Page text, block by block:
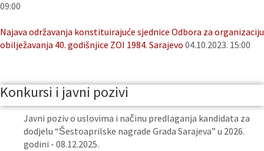
09:00
Najava održavanja konstituirajuće sjednice Odbora za organizaciju
obilježavanja 40. godišnjice ZOI 1984. Sarajevo 04.10.2023. 15:00
Konkursi i javni pozivi
Javni poziv o uslovima i načinu predlaganja kandidata za
dodjelu “Šestoaprilske nagrade Grada Sarajeva” u 2026.
godini - 08.12.2025.